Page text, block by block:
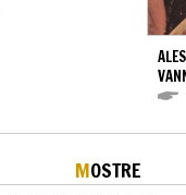
MOSTRE